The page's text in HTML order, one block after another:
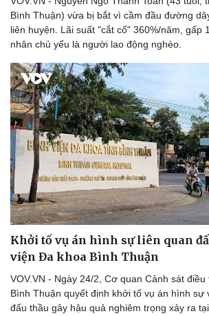
Thể thao
Bóng đá
Lịch thi đấu bóng đá
Thế giới thể thao
eSports
Hậu trường
Ô tô - Xe
Ô tô
Xe máy
Tư vấn
Bình Thuận) vừa bị bắt vì cầm đầu đường
liên huyện. Lãi suất "cắt cổ" 360%/năm, gấp
nhân chủ yếu là người lao động nghèo.
Khởi tố vụ án hình sự liên quan
viện Đa khoa Bình Thuận
VOV.VN - Ngày 24/2, Cơ quan Cảnh sát điều
Bình Thuận quyết định khởi tố vụ án hình sự
đấu thầu gây hậu quả nghiêm trọng xảy ra